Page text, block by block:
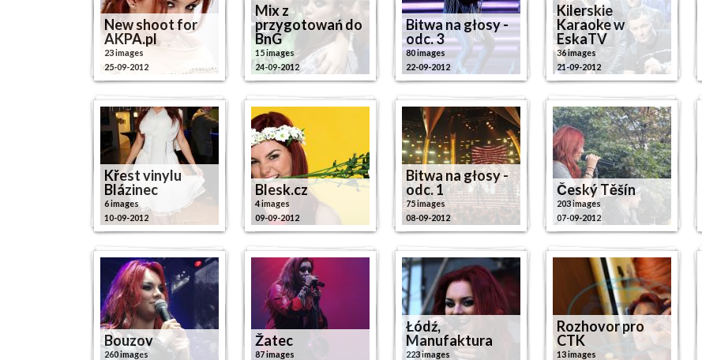
New shoot for
AKPA.pl
23 images
25-09-2012
Mix z
przygotowań do
BnG
15 images
24-09-2012
Bitwa na głosy -
odc. 3
80 images
22-09-2012
Kilerskie
Karaoke w
EskaTV
36 images
21-09-2012
Křest vinylu
Blázinec
6 images
10-09-2012
Blesk.cz
4 images
09-09-2012
Bitwa na głosy -
odc. 1
75 images
08-09-2012
Český Těšín
203 images
07-09-2012
Bouzov
260 images
Žatec
87 images
Łódź,
Manufaktura
223 images
Rozhovor pro
CTK
13 images